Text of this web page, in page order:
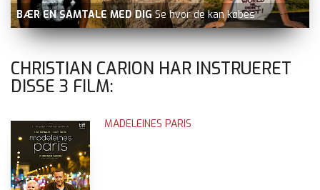
BÆR EN SAMTALE MED DIG Se hvor de kan købes
CHRISTIAN CARION HAR INSTRUERET
DISSE 3 FILM:
MADELEINES PARIS